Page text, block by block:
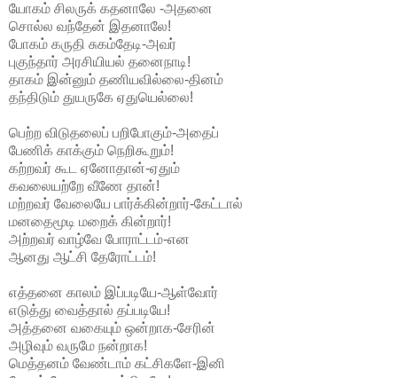
யோகம் சிலருக் கதனாலே -அதனை
சொல்ல வந்தேன் இதனாலே!
போகம் கருதி சுகம்தேடி-அவர்
புகுந்தார் அரசியியல் தனைநாடி!
தாகம் இன்னும் தணியவில்லை-தினம்
தந்திடும் துயருகே ஏதுயெல்லை!
பெற்ற விடுதலைப் பறிபோகும்-அதைப்
பேணிக் காக்கும் நெறிகூறும்!
கற்றவர் கூட ஏனோதான்-ஏதும்
கவலையற்றே வீணே தான்!
மற்றவர் வேலையே பார்க்கின்றார்-கேட்டால்
மனதைமூடி மறைக் கின்றார்!
அற்றவர் வாழ்வே போராட்டம்-என
ஆனது ஆட்சி தேரோட்டம்!
எத்தனை காலம் இப்படியே-ஆள்வோர்
எடுத்து வைத்தால் தப்படியே!
அத்தனை வகையும் ஒன்றாக-சேரின்
அழிவும் வருமே நன்றாக!
மெத்தனம் வேண்டாம் கட்சிகளே-இனி